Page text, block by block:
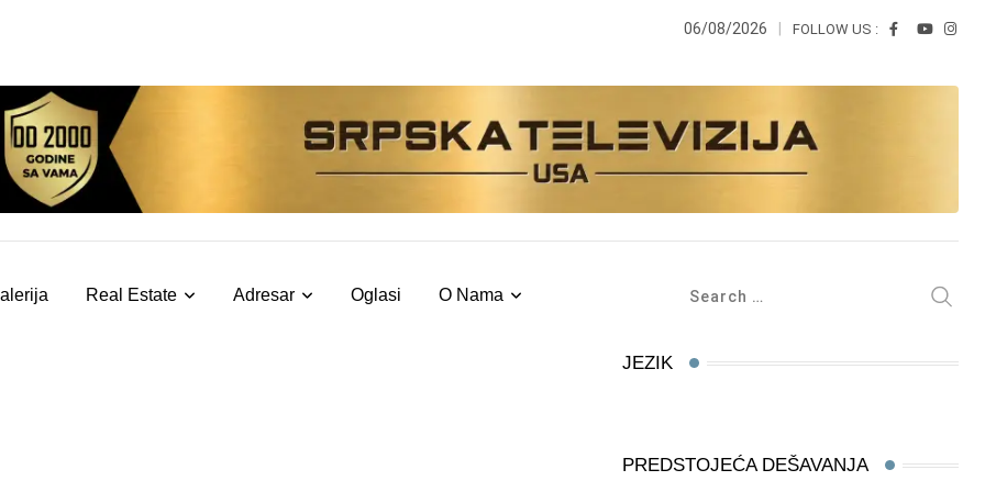
06/08/2026 FOLLOW US :
Real Estate Adresar Oglasi O Nama
JEZIK
PREDSTOJEĆA DEŠAVANJA